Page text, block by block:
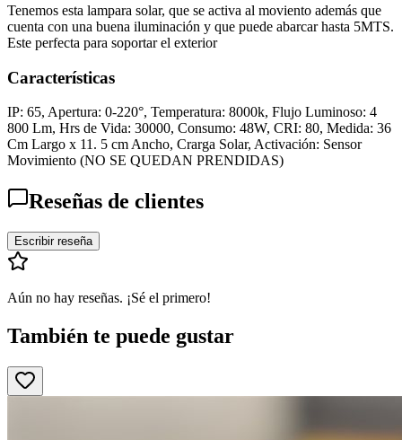
Tenemos esta lampara solar, que se activa al moviento además que
cuenta con una buena iluminación y que puede abarcar hasta 5MTS.
Este perfecta para soportar el exterior
Características
IP: 65, Apertura: 0-220°, Temperatura: 8000k, Flujo Luminoso: 4
800 Lm, Hrs de Vida: 30000, Consumo: 48W, CRI: 80, Medida: 36
Cm Largo x 11. 5 cm Ancho, Crarga Solar, Activación: Sensor
Movimiento (NO SE QUEDAN PRENDIDAS)
Reseñas de clientes
Escribir reseña
Aún no hay reseñas. ¡Sé el primero!
También te puede gustar